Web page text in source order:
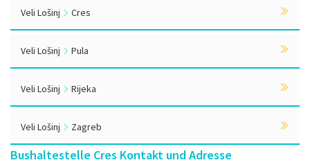
Veli Lošinj Cres
Veli Lošinj Pula
Veli Lošinj Rijeka
Veli Lošinj Zagreb
Bushaltestelle Cres Kontakt und Adresse